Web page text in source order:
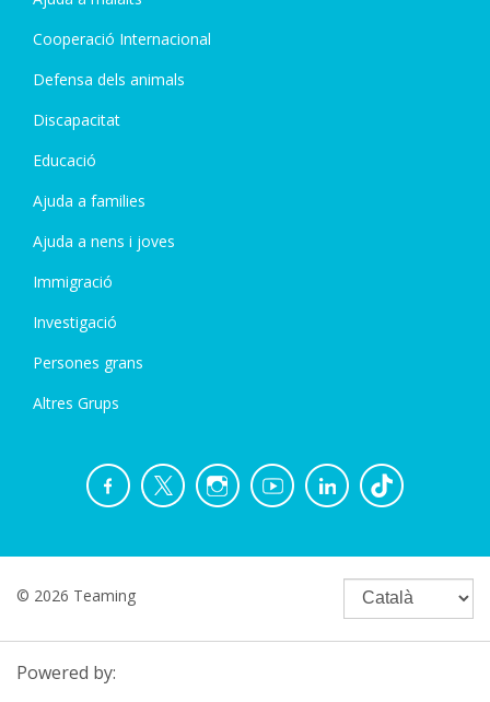
Cooperació Internacional
Defensa dels animals
Discapacitat
Educació
Ajuda a families
Ajuda a nens i joves
Immigració
Investigació
Persones grans
Altres Grups
© 2026 Teaming
Powered by: